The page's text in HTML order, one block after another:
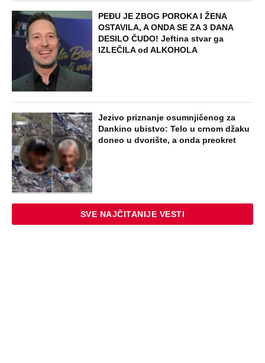
PEĐU JE ZBOG POROKA I ŽENA
OSTAVILA, A ONDA SE ZA 3 DANA
DESILO ČUDO! Jeftina stvar ga
IZLEČILA od ALKOHOLA
Jezivo priznanje osumnjičenog za
Dankino ubistvo: Telo u crnom džaku
doneo u dvorište, a onda preokret
SVE NAJČITANIJE VESTI